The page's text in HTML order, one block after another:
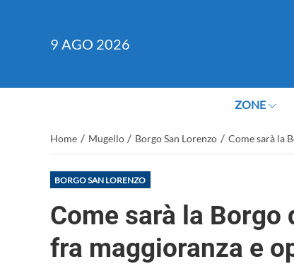
9 AGO 2026
ZONE
Home / Mugello / Borgo San Lorenzo / Come sarà la
BORGO SAN LORENZO
Come sarà la
fra maggioranza e